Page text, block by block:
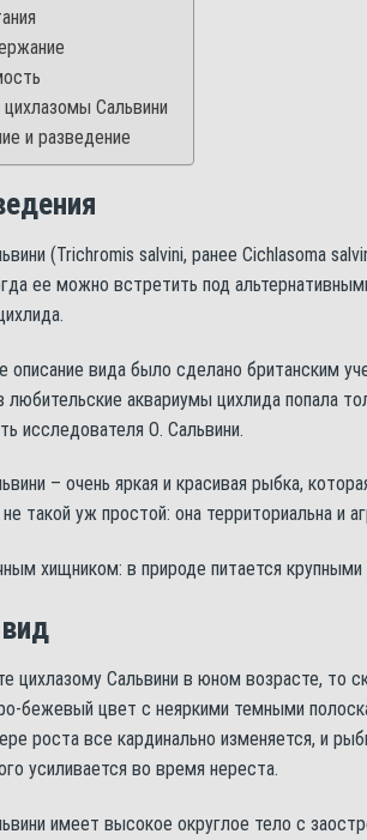
Сальвини
и разведение
(Trichromis salvini, ранее Cichlasoma
ее можно встретить под
описание вида было сделано британским
аквариумы цихлида попала
исследователя О. Сальвини.
– очень яркая и красивая рыбка,
такой уж простой: она территориальна и
хищником: в природе питается
цихлазому Сальвини в юном возрасте, то
бежевый цвет с неяркими темными
роста все кардинально изменяется, и
усиливается во время нереста.
имеет высокое округлое тело с